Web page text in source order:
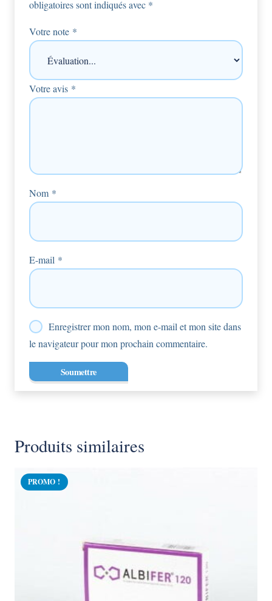
obligatoires sont indiqués avec *
Votre note *
Votre avis *
Nom *
E-mail *
Enregistrer mon nom, mon e-mail et mon site dans
le navigateur pour mon prochain commentaire.
Produits similaires
PROMO !